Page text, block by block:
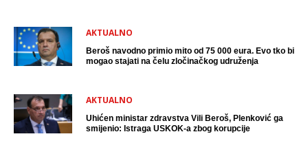
AKTUALNO
Beroš navodno primio mito od 75 000 eura. Evo tko bi
mogao stajati na čelu zločinačkog udruženja
AKTUALNO
Uhićen ministar zdravstva Vili Beroš, Plenković ga
smijenio: Istraga USKOK-a zbog korupcije